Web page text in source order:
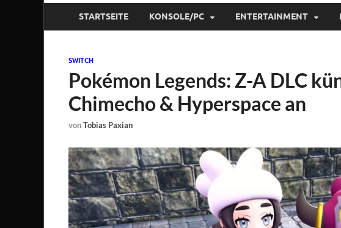
STARTSEITE KONSOLE/PC ENTERTAINMENT
SWITCH
Pokémon Legends: Z-A DLC
Chimecho & Hyperspace an
vonTobias Paxian